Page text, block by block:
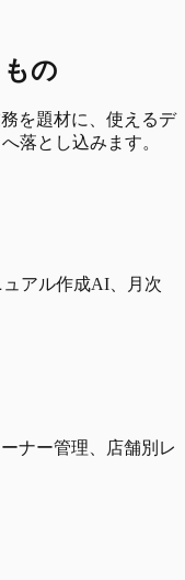
の
を題材に、使えるデ
落とし込みます。
アル作成AI、月次
ナー管理、店舗別レ